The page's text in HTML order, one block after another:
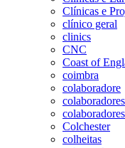
Clínicas e
clínico geral
clinics
CNC
Coast of
coimbra
colaboradore
colaboradores
Colchester
colheitas